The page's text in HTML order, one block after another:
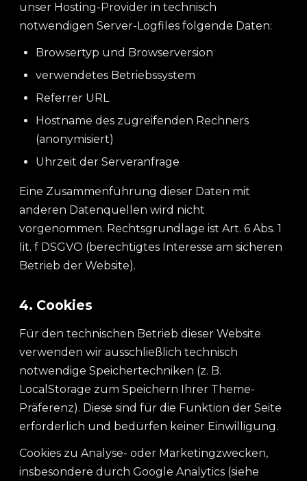
unser Hosting-Provider in technisch
notwendigen Server-Logfiles folgende Daten:
Browsertyp und Browserversion
verwendetes Betriebssystem
Referrer URL
Hostname des zugreifenden Rechners
(anonymisiert)
Uhrzeit der Serveranfrage
Eine Zusammenführung dieser Daten mit
anderen Datenquellen wird nicht
vorgenommen. Rechtsgrundlage ist Art. 6 Abs. 1
lit. f DSGVO (berechtigtes Interesse am sicheren
Betrieb der Website).
4. Cookies
Für den technischen Betrieb dieser Website
verwenden wir ausschließlich technisch
notwendige Speichertechniken (z. B.
LocalStorage zum Speichern Ihrer Theme-
Präferenz). Diese sind für die Funktion der Seite
erforderlich und bedürfen keiner Einwilligung.
Cookies zu Analyse- oder Marketingzwecken,
insbesondere durch Google Analytics (siehe